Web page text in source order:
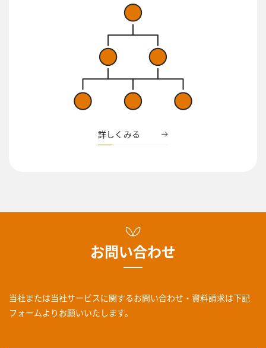
詳しくみる
お問い合わせ
当社または当社サービスに関するお問い合わせ・資料請求は下記
フォームよりお願いいたします。